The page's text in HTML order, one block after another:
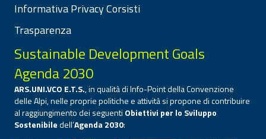
Informativa Privacy Corsisti
Trasparenza
Sustainable Development Goals
Agenda 2030
ARS.UNI.VCO E.T.S., in qualità di Info-Point della Convenzione
delle Alpi, nelle proprie politiche e attività si propone di contribuire
al raggiungimento dei seguenti Obiettivi per lo Sviluppo
Sostenibiledell’Agenda 2030: